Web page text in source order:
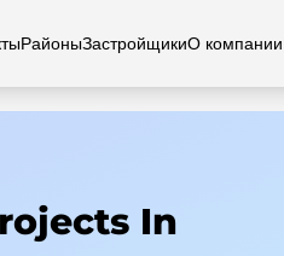
Квартиры Квартиры
РайоныЗастройщикиО компании
Свяжитесь с нами
In